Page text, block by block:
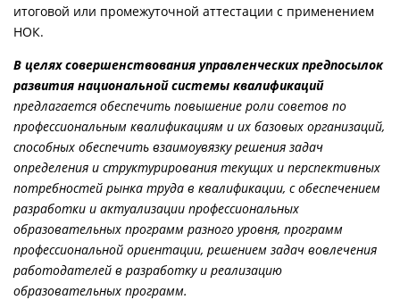
итоговой или промежуточной аттестации с применением
НОК.
В целях совершенствования управленческих предпосылок
развития национальной системы квалификаций
предлагается обеспечить повышение роли советов по
профессиональным квалификациям и их базовых организаций,
способных обеспечить взаимоувязку решения задач
определения и структурирования текущих и перспективных
потребностей рынка труда в квалификации, с обеспечением
разработки и актуализации профессиональных
образовательных программ разного уровня, программ
профессиональной ориентации, решением задач вовлечения
работодателей в разработку и реализацию
образовательных программ.